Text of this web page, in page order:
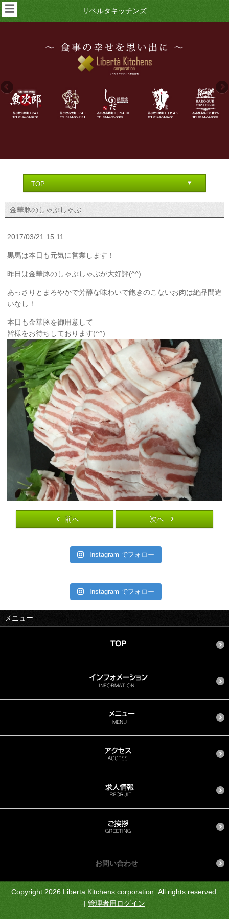
リベルタキッチンズ
☰
金華豚のしゃぶしゃぶ
2017/03/21 15:11
黒馬は本日も元気に営業します！
昨日は金華豚のしゃぶしゃぶが大好評(^^)
あっさりとまろやかで芳醇な味わいで飽きのこないお肉は絶品間違
いなし！
本日も金華豚を御用意して
皆様をお待ちしております(^^)
前へ 次へ
Instagram でフォロー
Instagram でフォロー
メニュー
お問い合わせ
Copyright 2026Liberta Kitchens corporation .All rights reserved.
| 管理者用ログイン